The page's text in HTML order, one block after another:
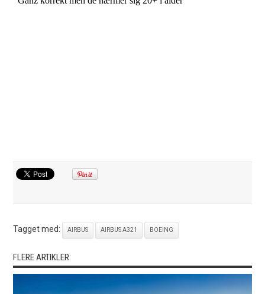
Tagget med: AIRBUS AIRBUS A321 BOEING
FLERE ARTIKLER: